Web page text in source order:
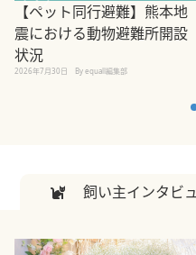
【ペット同行避難】熊本地
震における動物避難所開設
状況
2026年7月30日 By equall編集部
飼い主インタビ